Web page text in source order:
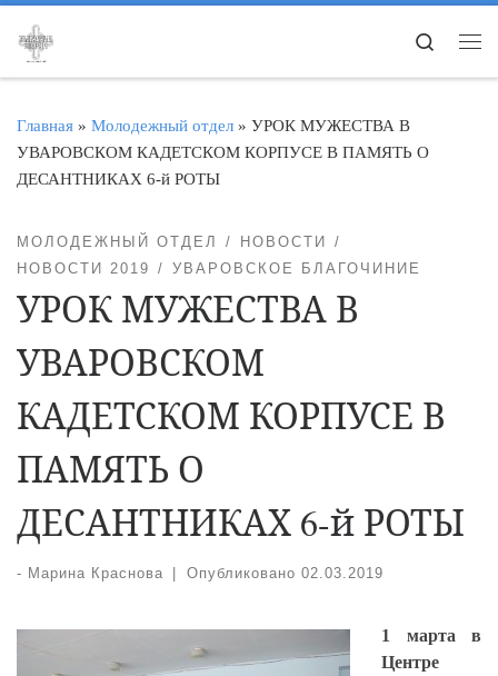
Перейти к содержимому
Search
Главная » Молодежный отдел » УРОК МУЖЕСТВА В
УВАРОВСКОМ КАДЕТСКОМ КОРПУСЕ В ПАМЯТЬ О
ДЕСАНТНИКАХ 6-й РОТЫ
МОЛОДЕЖНЫЙ ОТДЕЛ
НОВОСТИ
НОВОСТИ 2019
УВАРОВСКОЕ БЛАГОЧИНИЕ
УРОК МУЖЕСТВА В
УВАРОВСКОМ
КАДЕТСКОМ КОРПУСЕ В
ПАМЯТЬ О
ДЕСАНТНИКАХ 6-й РОТЫ
- Марина Краснова Опубликовано 02.03.2019
1 марта в
Центре